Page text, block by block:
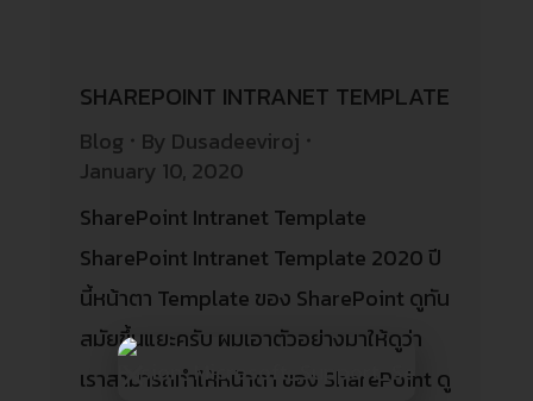
SHAREPOINT INTRANET TEMPLATE
Blog By Dusadeeviroj
January 10, 2020
SharePoint Intranet Template
SharePoint Intranet Template 2020 ปี
นี้หน้าตา Template ของ SharePoint ดูทัน
สมัยขึ้นแยะครับ ผมเอาตัวอย่างมาให้ดูว่า
เราสามารถทำให้หน้าตา ของ SharePoint ดู